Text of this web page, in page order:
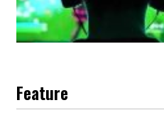
Feature